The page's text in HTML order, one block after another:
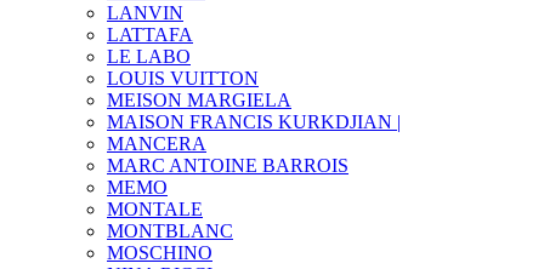
LANVIN
LATTAFA
LE LABO
LOUIS VUITTON
MEISON MARGIELA
MAISON FRANCIS KURKDJIAN |
MANCERA
MARC ANTOINE BARROIS
MEMO
MONTALE
MONTBLANC
MOSCHINO